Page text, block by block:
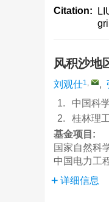
Citation:
风积沙地
刘观仕1, ,
1.
中国科
2.
桂林理
基金项目:
国家自然科
中国电力工
详细信息